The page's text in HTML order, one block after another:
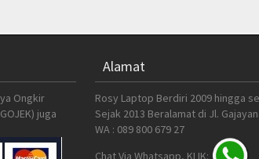
Ongkir
juga
Alamat
Rosy Laptop Berdiri 2009 hingga
Sejak 2013 Beralamat di Jl.
WA : 089 800 679 27
Chat Via Whatsapp, KLIK: